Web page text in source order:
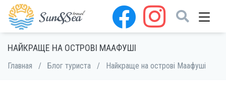
НАЙКРАЩЕ НА ОСТРОВІ МААФУШІ
Главная / Блог туриста / Найкраще на острові Маафуші